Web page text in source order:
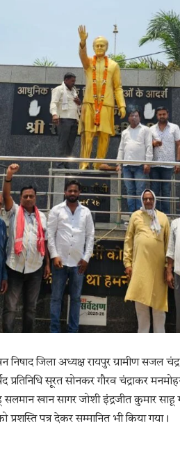
जिला अध्यक्ष रायपुर ग्रामीण सजल
प्रतिनिधि सूरत सोनकर गौरव चंद्राकर
खान सागर जोशी इंद्रजीत कुमार
पत्र देकर सम्मानित भी किया गया।